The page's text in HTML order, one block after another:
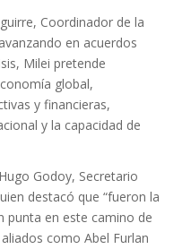
Coordinador de la
en acuerdos
Milei pretende
global,
y financieras,
y la capacidad de
Godoy, Secretario
destacó que “fueron la
punta en este camino de
como Abel Furlan